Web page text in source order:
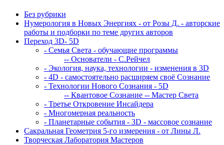
Без рубрики
Нумерология в Новых Энергиях - от Розы Д. - авторские
работы и подборки по теме других авторов
Переход 3D- 5D
- Семья Света - обучающие программы
-- Основатели - С.Рейчел
- Экология, наука, технологии - изменения в 3D
- 4D - самостоятельно расширяем своё Сознание
- Технологии Нового Сознания - 5D
-- Квантовое Сознание -- Мастер Света
- Третье Откровение Инсайдера
- Многомерная реальность
- Планетарные события - 3D - массовое сознание
Сакральная Геометрия 5-го измерения - от Лины Л.
Творческая Лаборатория Мастеров